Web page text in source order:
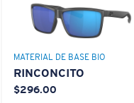
MATERIAL DE BASE BIO
RINCONCITO
$296.00